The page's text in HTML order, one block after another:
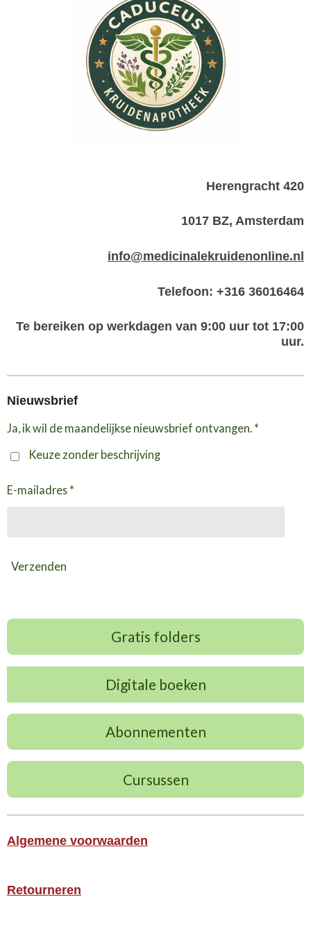
Herengracht 420
1017 BZ, Amsterdam
info@medicinalekruidenonline.nl
Telefoon: +316 36016464
Te bereiken op werkdagen van 9:00 uur tot 17:00
uur.
Nieuwsbrief
Ja, ik wil de maandelijkse nieuwsbrief ontvangen. *
Keuze zonder beschrijving
E-mailadres *
Verzenden
Gratis folders
Digitale boeken
Abonnementen
Cursussen
Algemene voorwaarden
Retourneren